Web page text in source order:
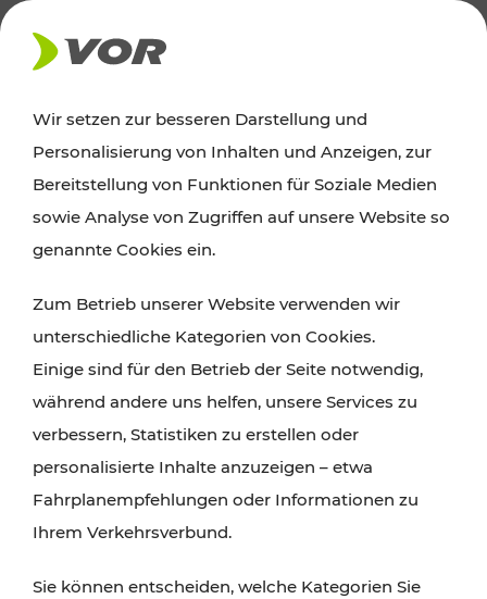
AKTUELLES
News
Alle wichtigen Meldungen zu Fahrplanänderungen,
finden Sie hier im Überblick.
Wir setzen zur besseren Darstellung und
Personalisierung von Inhalten und Anzeigen, zur
Bereitstellung von Funktionen für Soziale Medien
sowie Analyse von Zugriffen auf unsere Website so
genannte Cookies ein.
Zum Betrieb unserer Website verwenden wir
unterschiedliche Kategorien von Cookies.
Einige sind für den Betrieb der Seite notwendig,
während andere uns helfen, unsere Services zu
verbessern, Statistiken zu erstellen oder
personalisierte Inhalte anzuzeigen – etwa
Fahrplanempfehlungen oder Informationen zu
Ihrem Verkehrsverbund.
Sie können entscheiden, welche Kategorien Sie